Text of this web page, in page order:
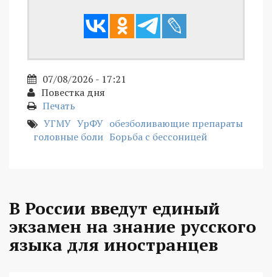
07/08/2026 - 17:21
Повестка дня
Печать
УГМУ УрФУ обезболивающие препараты
головные боли Борьба с бессоницей
В России введут единый
экзамен на знание русского
языка для иностранцев